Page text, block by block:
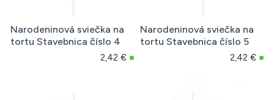
Narodeninová sviečka na
tortu Stavebnica číslo 4
2,42 €
Narodeninová sviečka na
tortu Stavebnica číslo 5
2,42 €